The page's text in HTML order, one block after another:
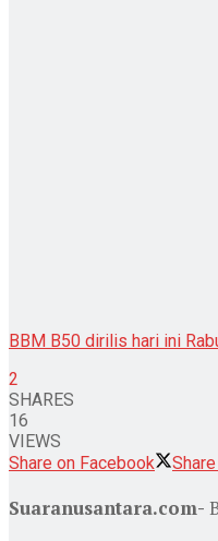
BBM B50 dirilis hari ini
2
SHARES
16
VIEWS
Share on Facebook
Suaranusantara.com-